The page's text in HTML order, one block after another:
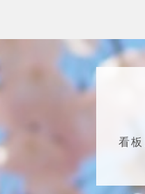
看